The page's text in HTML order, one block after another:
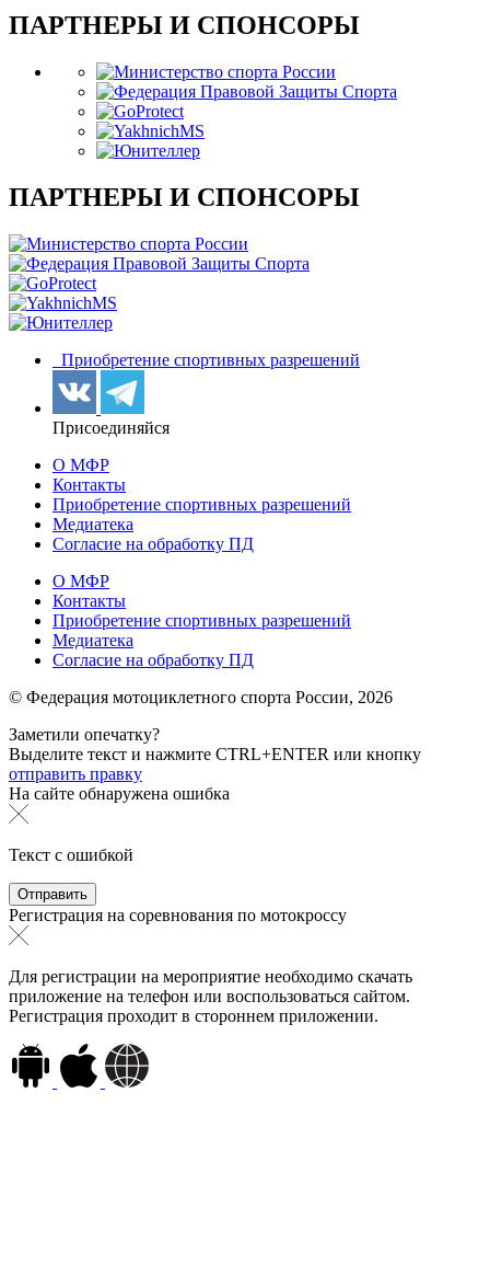
ПАРТНЕРЫ И СПОНСОРЫ
ПАРТНЕРЫ И СПОНСОРЫ
Приобретение спортивных разрешений
Присоединяйся
О МФР
Контакты
Приобретение спортивных разрешений
Медиатека
Согласие на обработку ПД
О МФР
Контакты
Приобретение спортивных разрешений
Медиатека
Согласие на обработку ПД
© Федерация мотоциклетного спорта России, 2026
Заметили опечатку?
Выделите текст и нажмите CTRL+ENTER или кнопку
отправить правку
На сайте обнаружена ошибка
Текст с ошибкой
Регистрация на соревнования по мотокроссу
Для регистрации на мероприятие необходимо скачать
приложение на телефон или воспользоваться сайтом.
Регистрация проходит в стороннем приложении.